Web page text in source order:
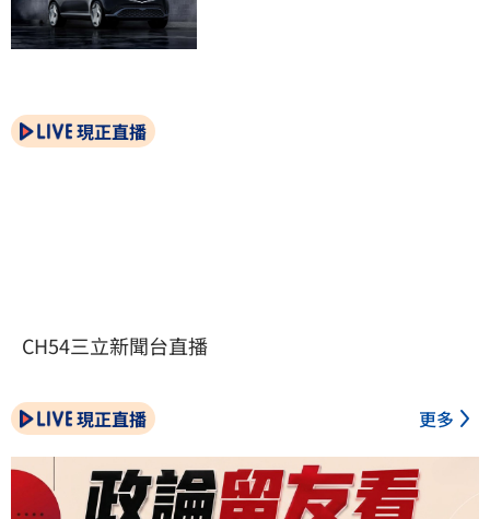
現正直播
CH54三立新聞台直播
現正直播 更多